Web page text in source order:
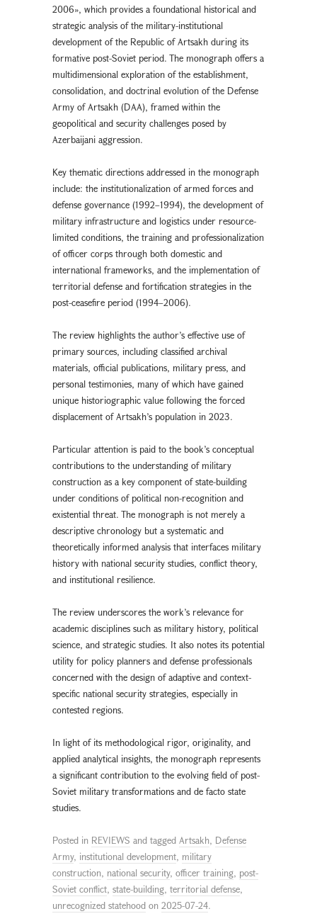
2006», which provides a foundational historical and
strategic analysis of the military-institutional
development of the Republic of Artsakh during its
formative post-Soviet period. The monograph offers a
multidimensional exploration of the establishment,
consolidation, and doctrinal evolution of the Defense
Army of Artsakh (DAA), framed within the
geopolitical and security challenges posed by
Azerbaijani aggression.
Key thematic directions addressed in the monograph
include: the institutionalization of armed forces and
defense governance (1992–1994), the development of
military infrastructure and logistics under resource-
limited conditions, the training and professionalization
of officer corps through both domestic and
international frameworks, and the implementation of
territorial defense and fortification strategies in the
post-ceasefire period (1994–2006).
The review highlights the author’s effective use of
primary sources, including classified archival
materials, official publications, military press, and
personal testimonies, many of which have gained
unique historiographic value following the forced
displacement of Artsakh’s population in 2023.
Particular attention is paid to the book’s conceptual
contributions to the understanding of military
construction as a key component of state-building
under conditions of political non-recognition and
existential threat. The monograph is not merely a
descriptive chronology but a systematic and
theoretically informed analysis that interfaces military
history with national security studies, conflict theory,
and institutional resilience.
The review underscores the work’s relevance for
academic disciplines such as military history, political
science, and strategic studies. It also notes its potential
utility for policy planners and defense professionals
concerned with the design of adaptive and context-
specific national security strategies, especially in
contested regions.
In light of its methodological rigor, originality, and
applied analytical insights, the monograph represents
a significant contribution to the evolving field of post-
Soviet military transformations and de facto state
studies.
Posted in REVIEWS and tagged Artsakh, Defense
Army, institutional development, military
construction, national security, officer training, post-
Soviet conflict, state-building, territorial defense,
unrecognized statehood on 2025-07-24.